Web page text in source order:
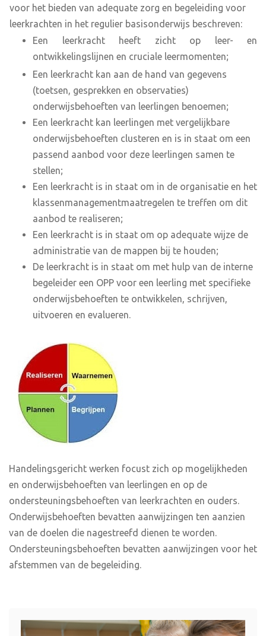
voor het bieden van adequate zorg en begeleiding voor
leerkrachten in het regulier basisonderwijs beschreven:
Een leerkracht heeft zicht op leer- en
ontwikkelingslijnen en cruciale leermomenten;
Een leerkracht kan aan de hand van gegevens
(toetsen, gesprekken en observaties)
onderwijsbehoeften van leerlingen benoemen;
Een leerkracht kan leerlingen met vergelijkbare
onderwijsbehoeften clusteren en is in staat om een
passend aanbod voor deze leerlingen samen te
stellen;
Een leerkracht is in staat om in de organisatie en het
klassenmanagementmaatregelen te treffen om dit
aanbod te realiseren;
Een leerkracht is in staat om op adequate wijze de
administratie van de mappen bij te houden;
De leerkracht is in staat om met hulp van de interne
begeleider een OPP voor een leerling met specifieke
onderwijsbehoeften te ontwikkelen, schrijven,
uitvoeren en evalueren.
Handelingsgericht werken focust zich op mogelijkheden
en onderwijsbehoeften van leerlingen en op de
ondersteuningsbehoeften van leerkrachten en ouders.
Onderwijsbehoeften bevatten aanwijzingen ten aanzien
van de doelen die nagestreefd dienen te worden.
Ondersteuningsbehoeften bevatten aanwijzingen voor het
afstemmen van de begeleiding.